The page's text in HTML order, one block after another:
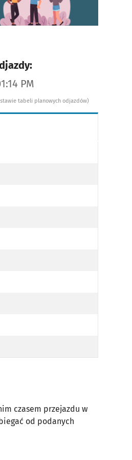
PM
tabeli planowych odjazdów)
czasem przejazdu w
od podanych